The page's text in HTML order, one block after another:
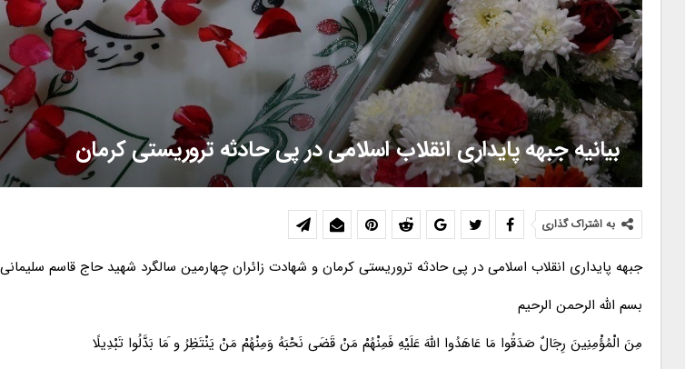
بیانیه جبهه پایداری انقلاب اسلامی در پی حادثه تروریستی کرمان
به اشتراک گذاری
جبهه پایداری انقلاب اسلامی در پی حادثه تروریستی کرمان و شهادت زائران چهارمین سالگرد شهید حاج قاسم
بسم الله الرحمن الرحیم
مِنَ الْمُؤْمِنِینَ رِجَالٌ صَدَقُوا مَا عَاهَدُوا اللَّهَ عَلَیْهِ فَمِنْهُمْ مَنْ قَضَی نَحْبَهُ وَمِنْهُمْ مَنْ یَنْتَظِرُ و َمَا بَدَّلُوا تَبْدِیلًا